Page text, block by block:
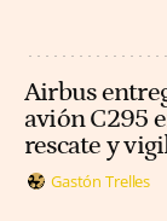
Airbus
avión C295
rescate y
Gastón Trelles